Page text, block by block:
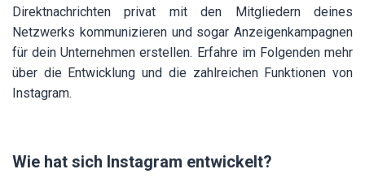
Direktnachrichten privat mit den Mitgliedern deines
Netzwerks kommunizieren und sogar Anzeigenkampagnen
für dein Unternehmen erstellen. Erfahre im Folgenden mehr
über die Entwicklung und die zahlreichen Funktionen von
Instagram.
Wie hat sich Instagram entwickelt?